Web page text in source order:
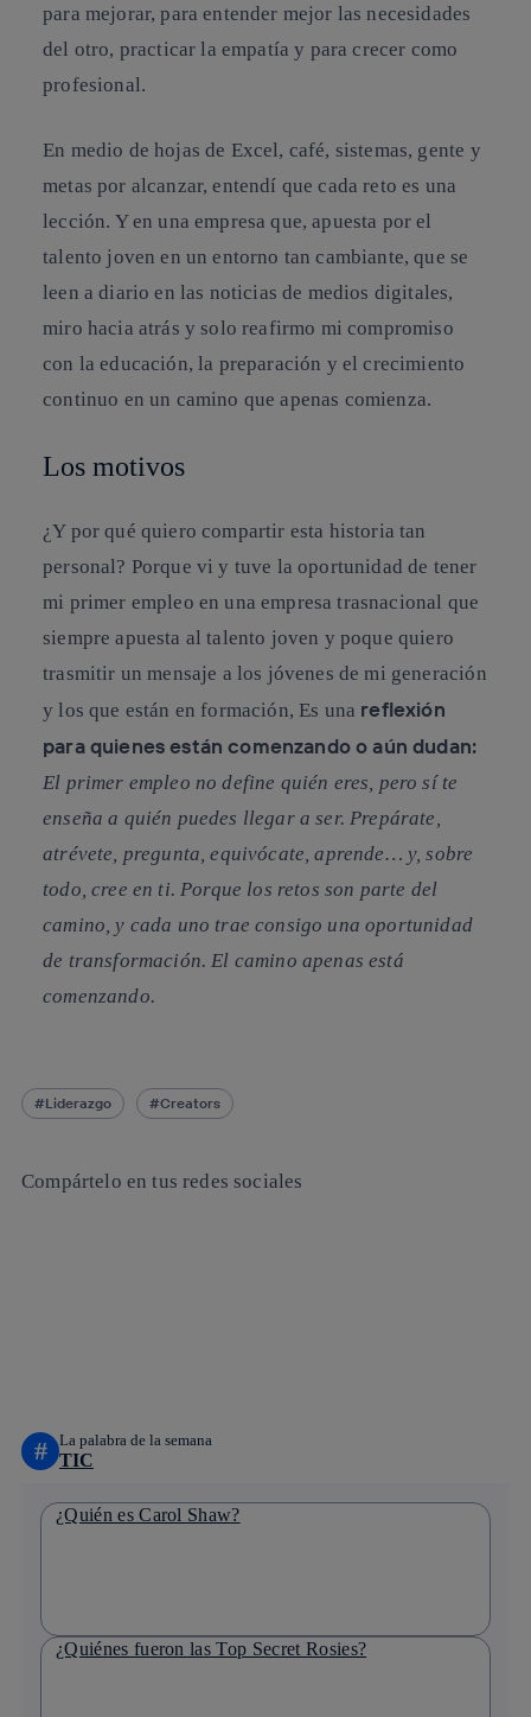
para mejorar, para entender mejor las necesidades
del otro, practicar la empatía y para crecer como
profesional.
En medio de hojas de Excel, café, sistemas, gente y
metas por alcanzar, entendí que cada reto es una
lección. Y en una empresa que, apuesta por el
talento joven en un entorno tan cambiante, que se
leen a diario en las noticias de medios digitales,
miro hacia atrás y solo reafirmo mi compromiso
con la educación, la preparación y el crecimiento
continuo en un camino que apenas comienza.
Los motivos
¿Y por qué quiero compartir esta historia tan
personal? Porque vi y tuve la oportunidad de tener
mi primer empleo en una empresa trasnacional que
siempre apuesta al talento joven y poque quiero
trasmitir un mensaje a los jóvenes de mi generación
y los que están en formación, Es una reflexión
para quienes están comenzando o aún dudan:
El primer empleo no define quién eres, pero sí te
enseña a quién puedes llegar a ser. Prepárate,
atrévete, pregunta, equivócate, aprende… y, sobre
todo, cree en ti. Porque los retos son parte del
camino, y cada uno trae consigo una oportunidad
de transformación. El camino apenas está
comenzando.
Liderazgo Creators
Compártelo en tus redes sociales
# La palabra de la semana
TIC
¿Quién es Carol Shaw?
¿Quiénes fueron las Top Secret Rosies?